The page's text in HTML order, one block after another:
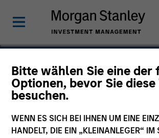
Bitte wählen Sie eine der
Optionen, bevor Sie
besuchen.
WENN ES SICH BEI IHNEN UM EINE
HANDELT, DIE EIN „KLEINANLEGER“ IM
Varun Mehta
Head of Sustainability Data
Technology